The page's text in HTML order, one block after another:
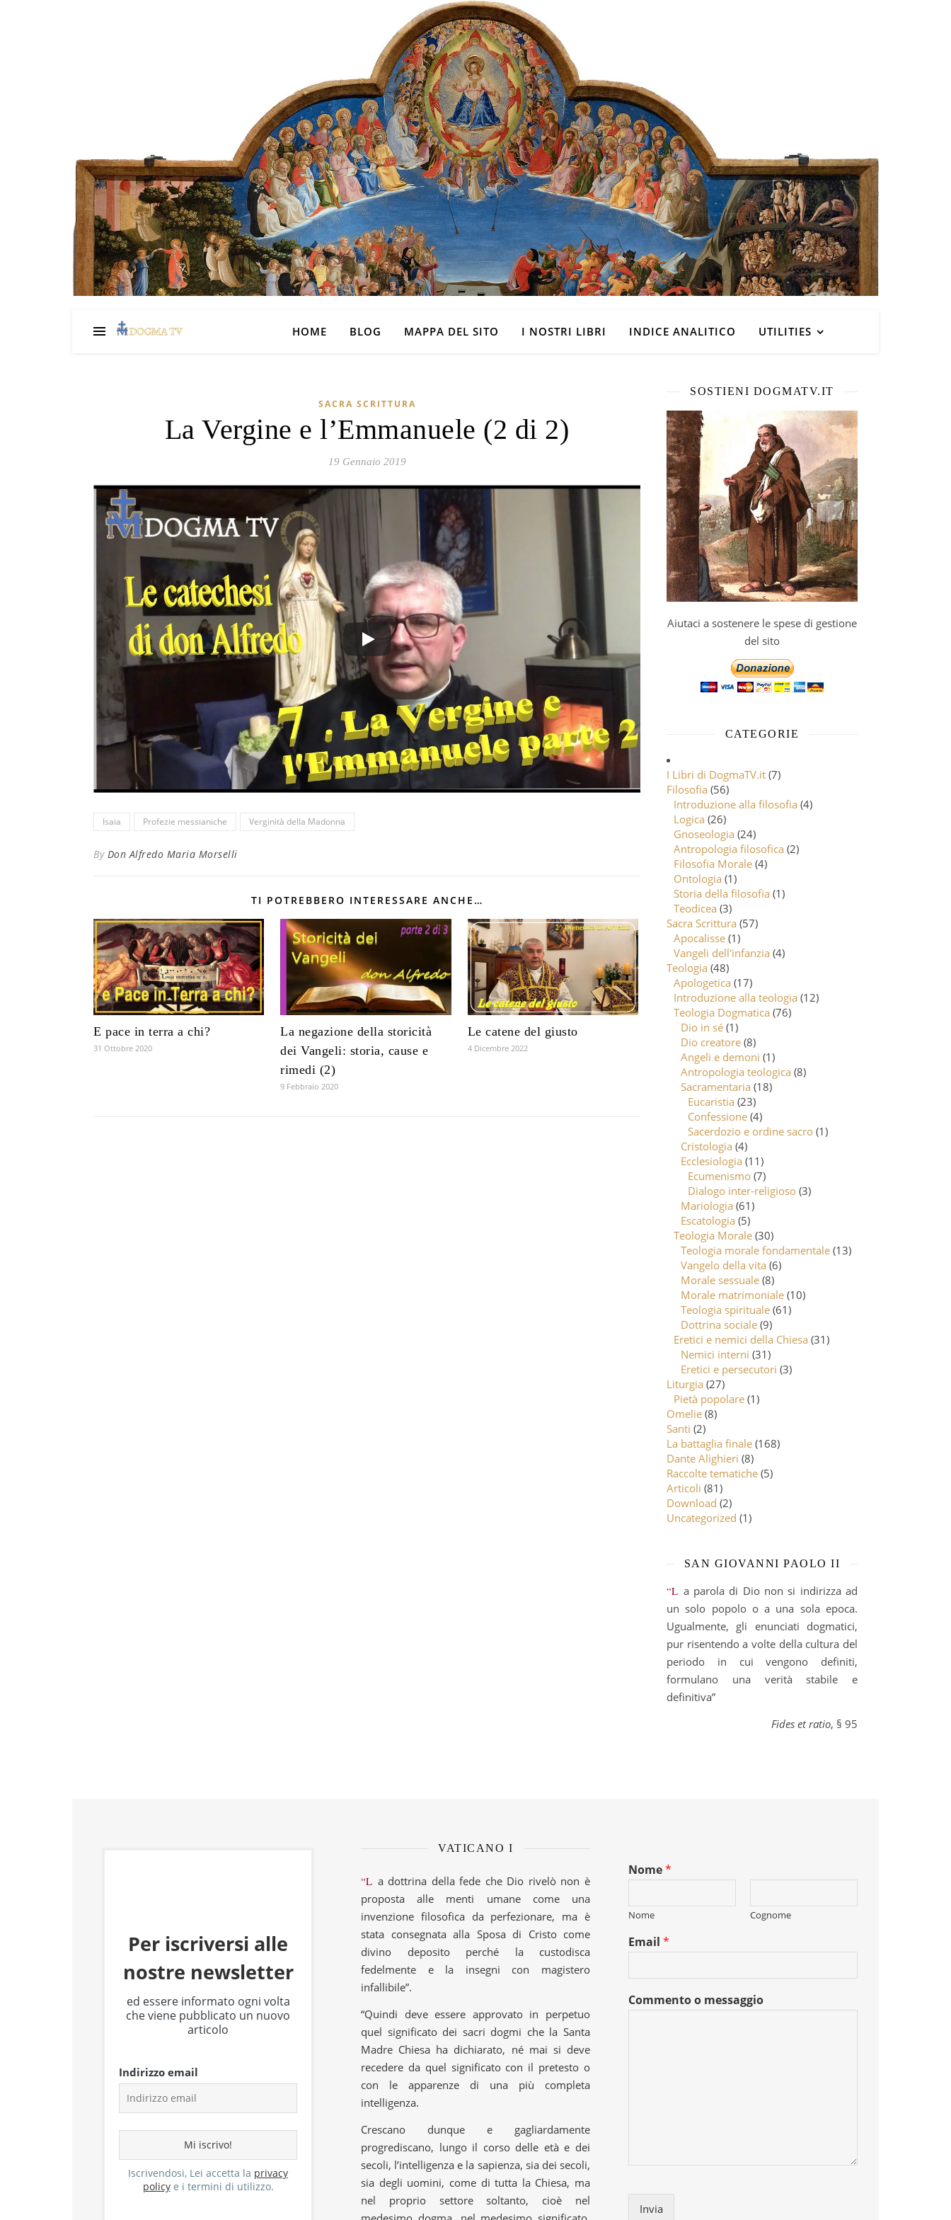
HOME BLOG MAPPA DEL SITO I NOSTRI LIBRI INDICE ANALITICO UTILITIES
SACRA SCRITTURA
La Vergine e l’Emmanuele (2 di 2)
19 Gennaio 2019
Isaia Profezie messianiche Verginità della Madonna
By Don Alfredo Maria Morselli
TI POTREBBERO INTERESSARE ANCHE…
E pace in terra a chi?
31 Ottobre 2020
La negazione della storicità
dei Vangeli: storia, cause e
rimedi (2)
9 Febbraio 2020
Le catene del giusto
4 Dicembre 2022
SOSTIENI DOGMATV.IT
Aiutaci a sostenere le spese di gestione
del sito
CATEGORIE
I Libri di DogmaTV.it (7)
Filosofia (56)
Introduzione alla filosofia (4)
Logica (26)
Gnoseologia (24)
Antropologia filosofica (2)
Filosofia Morale (4)
Ontologia (1)
Storia della filosofia (1)
Teodicea (3)
Sacra Scrittura (57)
Apocalisse (1)
Vangeli dell'infanzia (4)
Teologia (48)
Apologetica (17)
Introduzione alla teologia (12)
Teologia Dogmatica (76)
Dio in sé (1)
Dio creatore (8)
Angeli e demoni (1)
Antropologia teologica (8)
Sacramentaria (18)
Eucaristia (23)
Confessione (4)
Sacerdozio e ordine sacro (1)
Cristologia (4)
Ecclesiologia (11)
Ecumenismo (7)
Dialogo inter-religioso (3)
Mariologia (61)
Escatologia (5)
Teologia Morale (30)
Teologia morale fondamentale (13)
Vangelo della vita (6)
Morale sessuale (8)
Morale matrimoniale (10)
Teologia spirituale (61)
Dottrina sociale (9)
Eretici e nemici della Chiesa (31)
Nemici interni (31)
Eretici e persecutori (3)
Liturgia (27)
Pietà popolare (1)
Omelie (8)
Santi (2)
La battaglia finale (168)
Dante Alighieri (8)
Raccolte tematiche (5)
Articoli (81)
Download (2)
Uncategorized (1)
SAN GIOVANNI PAOLO II
“La parola di Dio non si indirizza ad
un solo popolo o a una sola epoca.
Ugualmente, gli enunciati dogmatici,
pur risentendo a volte della cultura del
periodo in cui vengono definiti,
formulano una verità stabile e
definitiva”
Fides et ratio, § 95
Per iscriversi alle
nostre newsletter
ed essere informato ogni volta
che viene pubblicato un nuovo
articolo
Indirizzo email
Iscrivendosi, Lei accetta la privacy
policye i termini di utilizzo.
VATICANO I
“La dottrina della fede che Dio rivelò non è
proposta alle menti umane come una
invenzione filosofica da perfezionare, ma è
stata consegnata alla Sposa di Cristo come
divino deposito perché la custodisca
fedelmente e la insegni con magistero
infallibile”.
“Quindi deve essere approvato in perpetuo
quel significato dei sacri dogmi che la Santa
Madre Chiesa ha dichiarato, né mai si deve
recedere da quel significato con il pretesto o
con le apparenze di una più completa
intelligenza.
Crescano dunque e gagliardamente
progrediscano, lungo il corso delle età e dei
secoli, l’intelligenza e la sapienza, sia dei secoli,
sia degli uomini, come di tutta la Chiesa, ma
nel proprio settore soltanto, cioè nel
Nome*
Nome Cognome
Email *
Commento o messaggio
Invia